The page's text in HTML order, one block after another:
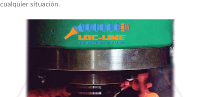
cualquier situación.